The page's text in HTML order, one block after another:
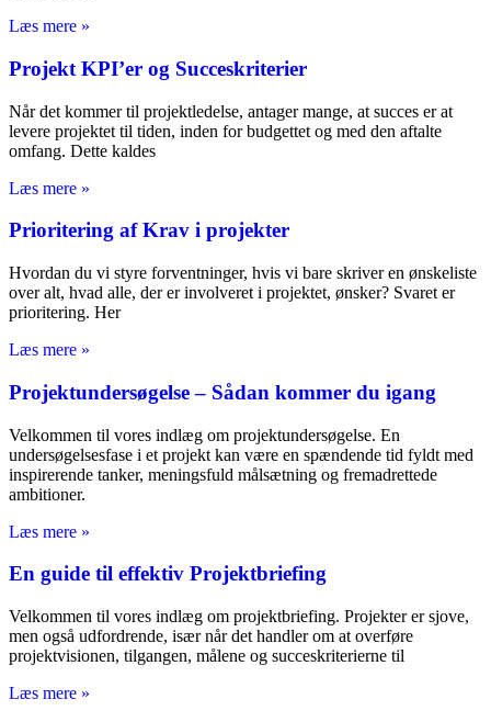
Læs mere »
Projekt KPI’er og Succeskriterier
Når det kommer til projektledelse, antager mange, at succes er at
levere projektet til tiden, inden for budgettet og med den aftalte
omfang. Dette kaldes
Læs mere »
Prioritering af Krav i projekter
Hvordan du vi styre forventninger, hvis vi bare skriver en ønskeliste
over alt, hvad alle, der er involveret i projektet, ønsker? Svaret er
prioritering. Her
Læs mere »
Projektundersøgelse – Sådan kommer du igang
Velkommen til vores indlæg om projektundersøgelse. En
undersøgelsesfase i et projekt kan være en spændende tid fyldt med
inspirerende tanker, meningsfuld målsætning og fremadrettede
ambitioner.
Læs mere »
En guide til effektiv Projektbriefing
Velkommen til vores indlæg om projektbriefing. Projekter er sjove,
men også udfordrende, især når det handler om at overføre
projektvisionen, tilgangen, målene og succeskriterierne til
Læs mere »